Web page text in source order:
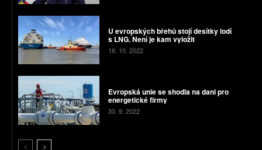
U evropských břehů stojí desítky lodí
s LNG. Není je kam vyložit
18. 10. 2022
Evropská unie se shodla na dani pro
energetické firmy
30. 9. 2022